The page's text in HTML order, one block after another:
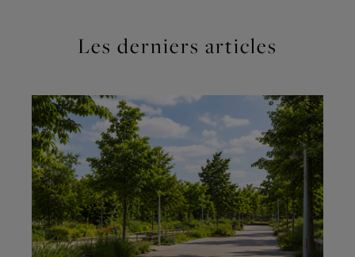
Les derniers articles